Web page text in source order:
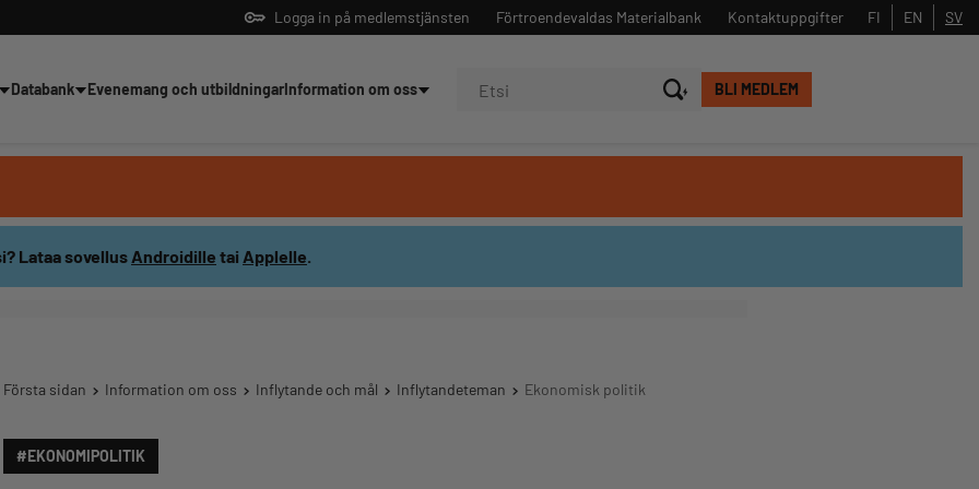
Logga in på medlemstjänsten Kontaktuppgifter
Förtroendevaldas Materialbank FI EN SV
BLI MEDLEM
Databank Evenemang och utbildningarInformation om oss
Lataa sovellus Androidille tai Applelle.
Första sidan Information om oss Inflytande och mål Inflytandeteman Ekonomisk politik
#EKONOMIPOLITIK
Stäng